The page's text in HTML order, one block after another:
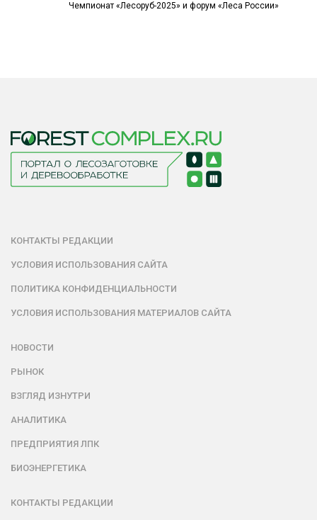
Чемпионат «Лесоруб-2025» и форум «Леса России»
КОНТАКТЫ РЕДАКЦИИ
УСЛОВИЯ ИСПОЛЬЗОВАНИЯ САЙТА
ПОЛИТИКА КОНФИДЕНЦИАЛЬНОСТИ
УСЛОВИЯ ИСПОЛЬЗОВАНИЯ МАТЕРИАЛОВ САЙТА
НОВОСТИ
РЫНОК
ВЗГЛЯД ИЗНУТРИ
АНАЛИТИКА
ПРЕДПРИЯТИЯ ЛПК
БИОЭНЕРГЕТИКА
КОНТАКТЫ РЕДАКЦИИ